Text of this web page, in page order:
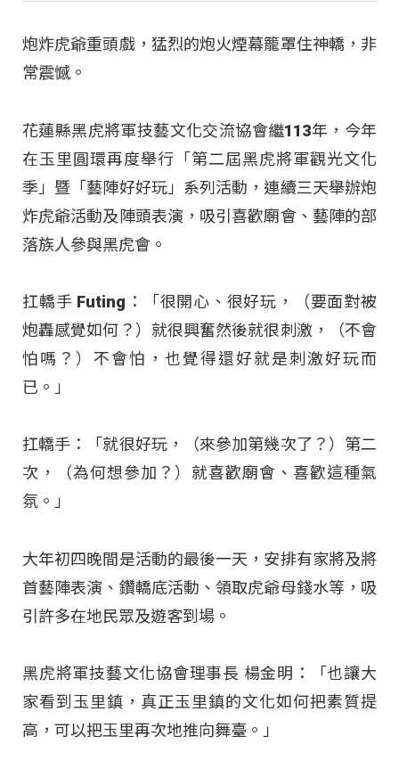
炮炸虎爺重頭戲，猛烈的炮火煙幕籠罩住神轎，非
常震憾。
花蓮縣黑虎將軍技藝文化交流協會繼113年，今年
在玉里圓環再度舉行「第二屆黑虎將軍觀光文化
季」暨「藝陣好好玩」系列活動，連續三天舉辦炮
炸虎爺活動及陣頭表演，吸引喜歡廟會、藝陣的部
落族人參與黑虎會。
扛轎手 Futing：「很開心、很好玩，（要面對被
炮轟感覺如何？）就很興奮然後就很刺激，（不會
怕嗎？）不會怕，也覺得還好就是刺激好玩而
已。」
扛轎手：「就很好玩，（來參加第幾次了？）第二
次，（為何想參加？）就喜歡廟會、喜歡這種氣
氛。」
大年初四晚間是活動的最後一天，安排有家將及將
首藝陣表演、鑽轎底活動、領取虎爺母錢水等，吸
引許多在地民眾及遊客到場。
黑虎將軍技藝文化協會理事長 楊金明：「也讓大
家看到玉里鎮，真正玉里鎮的文化如何把素質提
高，可以把玉里再次地推向舞臺。」